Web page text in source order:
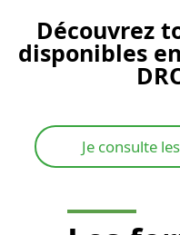
Découvrez
disponibles
Je consulte